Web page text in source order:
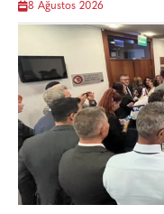
8 Ağustos 2026